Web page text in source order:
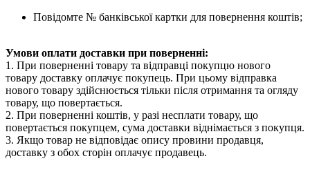
Повідомте № банківської картки для повернення коштів;
Умови оплати доставки при поверненні:
1. При поверненні товару та відправці покупцю нового
товару доставку оплачує покупець. При цьому відправка
нового товару здійснюється тільки після отримання та огляду
товару, що повертається.
2. При поверненні коштів, у разі несплати товару, що
повертається покупцем, сума доставки віднімається з покупця.
3. Якщо товар не відповідає опису провини продавця,
доставку з обох сторін оплачує продавець.